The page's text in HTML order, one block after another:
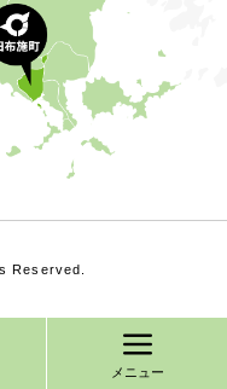
メニュー
Reserved.